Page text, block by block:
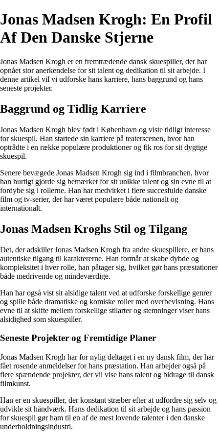
Jonas Madsen Krogh: En Profil
Af Den Danske Stjerne
Jonas Madsen Krogh er en fremtrædende dansk skuespiller, der har
opnået stor anerkendelse for sit talent og dedikation til sit arbejde. I
denne artikel vil vi udforske hans karriere, hans baggrund og hans
seneste projekter.
Baggrund og Tidlig Karriere
Jonas Madsen Krogh blev født i København og viste tidligt interesse
for skuespil. Han startede sin karriere på teaterscenen, hvor han
optrådte i en række populære produktioner og fik ros for sit dygtige
skuespil.
Senere bevægede Jonas Madsen Krogh sig ind i filmbranchen, hvor
han hurtigt gjorde sig bemærket for sit unikke talent og sin evne til at
fordybe sig i rollerne. Han har medvirket i flere succesfulde danske
film og tv-serier, der har været populære både nationalt og
internationalt.
Jonas Madsen Kroghs Stil og Tilgang
Det, der adskiller Jonas Madsen Krogh fra andre skuespillere, er hans
autentiske tilgang til karaktererne. Han formår at skabe dybde og
kompleksitet i hver rolle, han påtager sig, hvilket gør hans præstationer
både medrivende og mindeværdige.
Han har også vist sit alsidige talent ved at udforske forskellige genrer
og spille både dramatiske og komiske roller med overbevisning. Hans
evne til at skifte mellem forskellige stilarter og stemninger viser hans
alsidighed som skuespiller.
Seneste Projekter og Fremtidige Planer
Jonas Madsen Krogh har for nylig deltaget i en ny dansk film, der har
fået rosende anmeldelser for hans præstation. Han arbejder også på
flere spændende projekter, der vil vise hans talent og bidrage til dansk
filmkunst.
Han er en skuespiller, der konstant stræber efter at udfordre sig selv og
udvikle sit håndværk. Hans dedikation til sit arbejde og hans passion
for skuespil gør ham til en af de mest lovende talenter i den danske
underholdningsindustri.